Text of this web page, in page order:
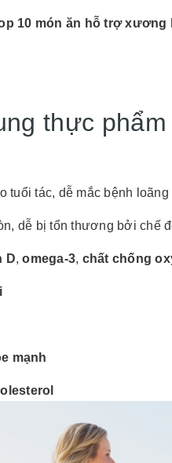
10 món ăn hỗ trợ xương
thực
tuổi tác, dễ mắc bệnh
dễ bị tổn thương bởi chế
D,omega-3, chất chống
mạnh